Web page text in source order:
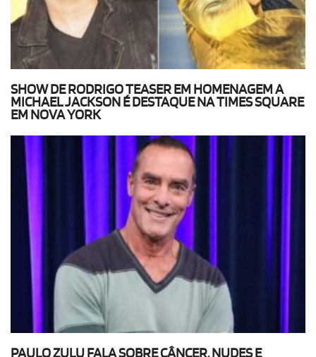
SHOW DE RODRIGO TEASER EM HOMENAGEM A
MICHAEL JACKSON É DESTAQUE NA TIMES SQUARE
EM NOVA YORK
PAULO ZULU FALA SOBRE CÂNCER, NUDES E